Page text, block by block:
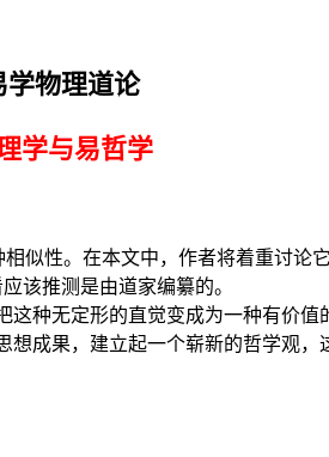
学物理道论
学与易哲学
似性。在本文中，作者将着重讨论
该推测是由道家编纂的。
种无定形的直觉变成为一种有价
成果，建立起一个崭新的哲学观